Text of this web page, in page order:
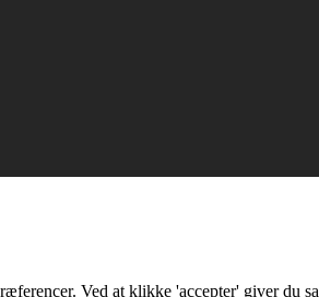
Ved at klikke 'accepter' giver du